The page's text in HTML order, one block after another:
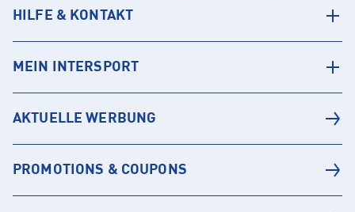
HILFE & KONTAKT
MEIN INTERSPORT
AKTUELLE WERBUNG
PROMOTIONS & COUPONS